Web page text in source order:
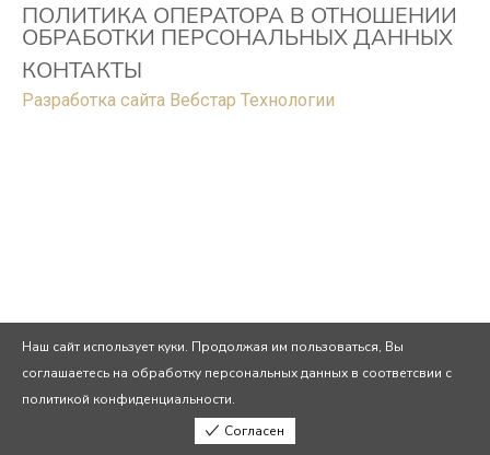
ПОЛИТИКА ОПЕРАТОРА В ОТНОШЕНИИ
ОБРАБОТКИ ПЕРСОНАЛЬНЫХ ДАННЫХ
КОНТАКТЫ
Разработка сайта Вебстар Технологии
Наш сайт использует куки. Продолжая им пользоваться, Вы
соглашаетесь на обработку персональных данных в соответсвии с
политикой конфиденциальности.
Согласен